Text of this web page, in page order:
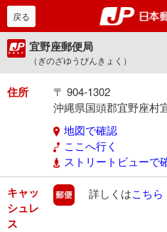
戻る
宜野座郵便局
（ぎのざゆうびんきょく）
住所
〒 904-1302
沖縄県国頭郡宜野座村
地図で確認
ここへ行く
ストリートビューで
キャッ
シュレ
ス
郵便
詳しくはこちら